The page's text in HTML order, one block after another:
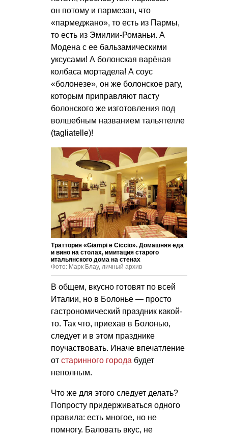
он потому и пармезан, что
«пармеджано», то есть из Пармы,
то есть из Эмилии-Романьи. А
Модена с ее бальзамическими
уксусами! А болонская варёная
колбаса мортадела! А соус
«болонезе», он же болонское рагу,
которым приправляют пасту
болонского же изготовления под
волшебным названием тальятелле
(tagliatelle)!
Траттория «Giampi e Ciccio». Домашняя еда
и вино на столах, имитация старого
итальянского дома на стенах
Фото: Марк Блау, личный архив
В общем, вкусно готовят по всей
Италии, но в Болонье — просто
гастрономический праздник какой-
то. Так что, приехав в Болонью,
следует и в этом празднике
поучаствовать. Иначе впечатление
от старинного города будет
неполным.
Что же для этого следует делать?
Попросту придерживаться одного
правила: есть многое, но не
помногу. Баловать вкус, не